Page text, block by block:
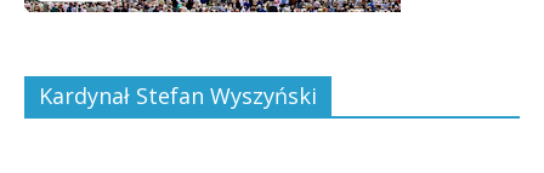
Kardynał Stefan Wyszyński